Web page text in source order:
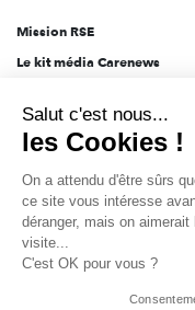
Mission RSE
Le kit média Carenews
AEF info
Novethic
PRODURABLE
Inclusiv Day
Données personnelles
Salut c'est nous...
les Cookies !
On a attendu d'être sûrs
ce site vous intéresse
déranger, mais on
visite...
C'est OK pour vous ?